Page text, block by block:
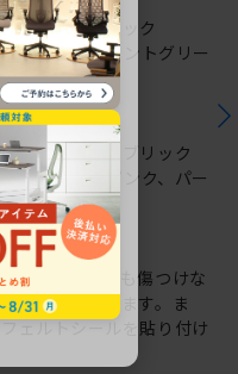
柄のファブリック
ています。(ミントグリー
な表情のファブリック
ています。(ピンク、パー
にぶつかっても傷つけな
を装着しています。ま
ェルトシールを貼り付け